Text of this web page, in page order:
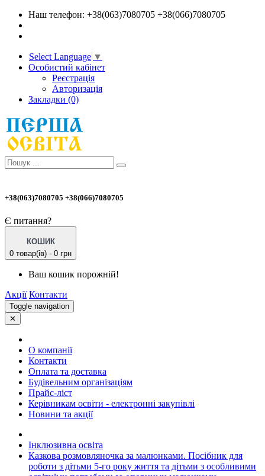
Наш телефон: +38(063)7080705 +38(066)7080705
Select Language ▼
Особистий кабінет
Реєстрація
Авторизація
Закладки (0)
+38(063)7080705 +38(066)7080705
Є питання?
КОШИК
0 товар(ів) - 0 грн
Ваш кошик порожній!
Акції Контакти
Toggle navigation
✕
О компанії
Контакти
Оплата та доставка
Будівельним організаціям
Прайс-ліст
Керівникам освіти - електронні закупівлі
Новини та акції
Інклюзивна освіта
Казкова розмовляночка за малюнками. Посібник для
роботи з дітьми 5-го року життя та дітьми з особливими